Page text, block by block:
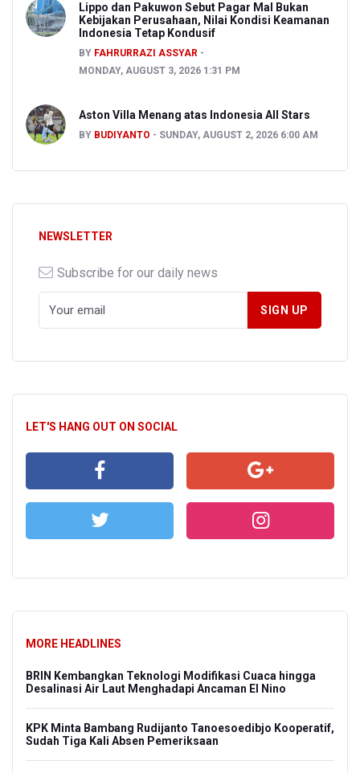
Lippo dan Pakuwon Sebut Pagar Mal Bukan
Kebijakan Perusahaan, Nilai Kondisi Keamanan
Indonesia Tetap Kondusif
BY FAHRURRAZI ASSYAR
MONDAY, AUGUST 3, 2026 1:31 PM
Aston Villa Menang atas Indonesia All Stars
BY BUDIYANTO SUNDAY, AUGUST 2, 2026 6:00 AM
NEWSLETTER
Subscribe for our daily news
LET'S HANG OUT ON SOCIAL
MORE HEADLINES
BRIN Kembangkan Teknologi Modifikasi Cuaca hingga
Desalinasi Air Laut Menghadapi Ancaman El Nino
KPK Minta Bambang Rudijanto Tanoesoedibjo Kooperatif,
Sudah Tiga Kali Absen Pemeriksaan